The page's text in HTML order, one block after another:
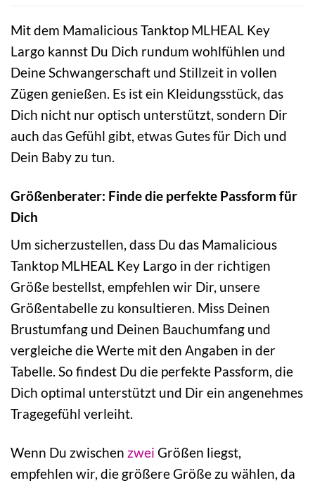
Mit dem Mamalicious Tanktop MLHEAL Key
Largo kannst Du Dich rundum wohlfühlen und
Deine Schwangerschaft und Stillzeit in vollen
Zügen genießen. Es ist ein Kleidungsstück, das
Dich nicht nur optisch unterstützt, sondern Dir
auch das Gefühl gibt, etwas Gutes für Dich und
Dein Baby zu tun.
Größenberater: Finde die perfekte Passform für
Dich
Um sicherzustellen, dass Du das Mamalicious
Tanktop MLHEAL Key Largo in der richtigen
Größe bestellst, empfehlen wir Dir, unsere
Größentabelle zu konsultieren. Miss Deinen
Brustumfang und Deinen Bauchumfang und
vergleiche die Werte mit den Angaben in der
Tabelle. So findest Du die perfekte Passform, die
Dich optimal unterstützt und Dir ein angenehmes
Tragegefühl verleiht.
Wenn Du zwischen zwei Größen liegst,
empfehlen wir, die größere Größe zu wählen, da